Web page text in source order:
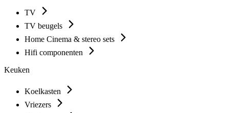
TV
TV beugels
Home Cinema & stereo sets
Hifi componenten
Keuken
Koelkasten
Vriezers